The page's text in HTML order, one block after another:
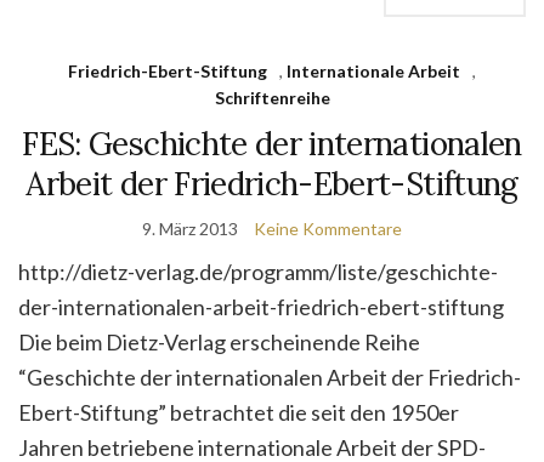
Friedrich-Ebert-Stiftung , Internationale Arbeit
,
Schriftenreihe
FES: Geschichte der internationalen
Arbeit der Friedrich-Ebert-Stiftung
9. März 2013 Keine Kommentare
http://dietz-verlag.de/programm/liste/geschichte-
der-internationalen-arbeit-friedrich-ebert-stiftung
Die beim Dietz-Verlag erscheinende Reihe
“Geschichte der internationalen Arbeit der Friedrich-
Ebert-Stiftung” betrachtet die seit den 1950er
Jahren betriebene internationale Arbeit der SPD-